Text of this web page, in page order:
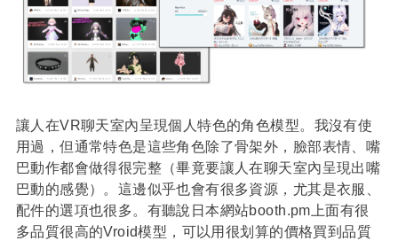
讓人在VR聊天室內呈現個人特色的角色模型。我沒有使
用過，但通常特色是這些角色除了骨架外，臉部表情、嘴
巴動作都會做得很完整（畢竟要讓人在聊天室內呈現出嘴
巴動的感覺）。這邊似乎也會有很多資源，尤其是衣服、
配件的選項也很多。有聽說日本網站booth.pm上面有很
多品質很高的Vroid模型，可以用很划算的價格買到品質